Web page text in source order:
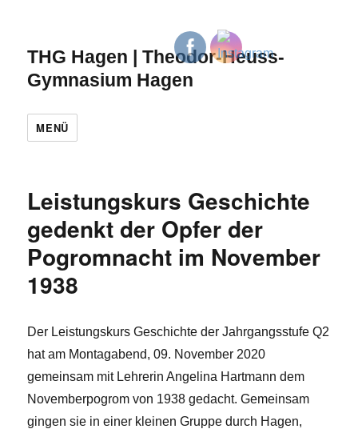
THG Hagen | Theodor-Heuss-
Gymnasium Hagen
MENÜ
Leistungskurs Geschichte
gedenkt der Opfer der
Pogromnacht im November
1938
Der Leistungskurs Geschichte der Jahrgangsstufe Q2
hat am Montagabend, 09. November 2020
gemeinsam mit Lehrerin Angelina Hartmann dem
Novemberpogrom von 1938 gedacht. Gemeinsam
gingen sie in einer kleinen Gruppe durch Hagen,